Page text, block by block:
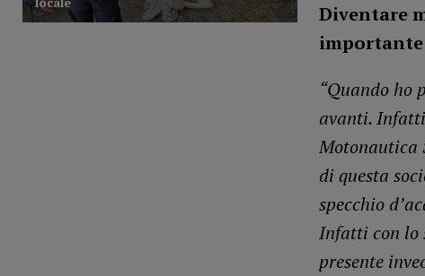
Diventare
importante
“Quando ho
avanti.
Motonautica
di questa
specchio
Infatti con lo
presente